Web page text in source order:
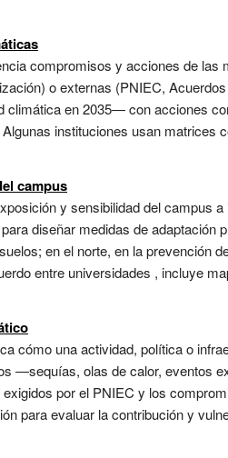
compromisos y acciones de
o externas (PNIEC,
en 2035— con acciones
instituciones usan
campus
y sensibilidad del
diseñar medidas de adaptación
en el norte, en la prevención
entre universidades , incluye
cómo una actividad, política o
—sequías, olas de calor, eventos
por el PNIEC y los
para evaluar la contribución y